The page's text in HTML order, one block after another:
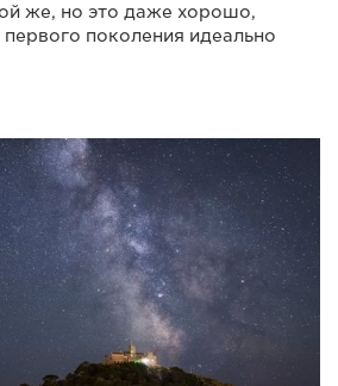
же, но это даже хорошо,
поколения идеально